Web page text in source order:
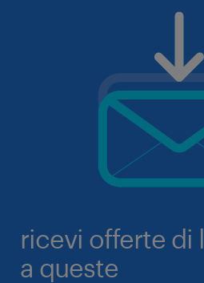
ricevi offerte di
a queste